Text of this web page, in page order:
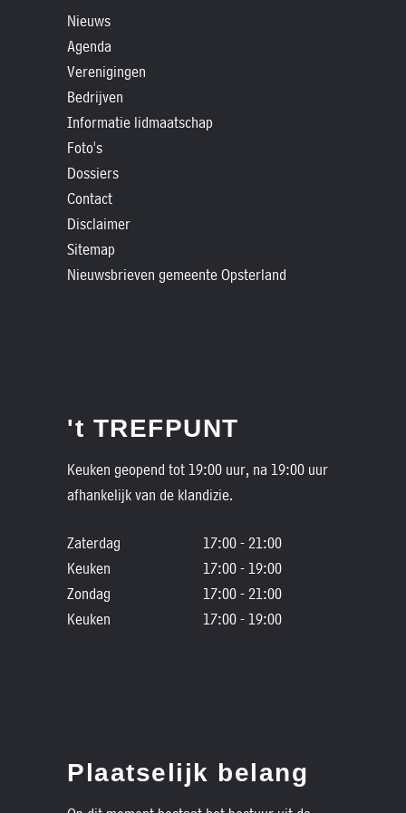
Nieuws
Agenda
Verenigingen
Bedrijven
Informatie lidmaatschap
Foto's
Dossiers
Contact
Disclaimer
Sitemap
Nieuwsbrieven gemeente Opsterland
't TREFPUNT
Keuken geopend tot 19:00 uur, na 19:00 uur
afhankelijk van de klandizie.
Zaterdag
17:00 - 21:00
Keuken
17:00 - 19:00
Zondag
17:00 - 21:00
Keuken
17:00 - 19:00
Plaatselijk belang
Historische
verhalen
Dossiers
Contact
Nieuwsbrieven
gemeente
Opsterland